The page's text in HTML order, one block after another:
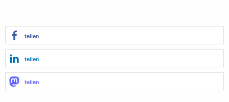
teilen
teilen
teilen